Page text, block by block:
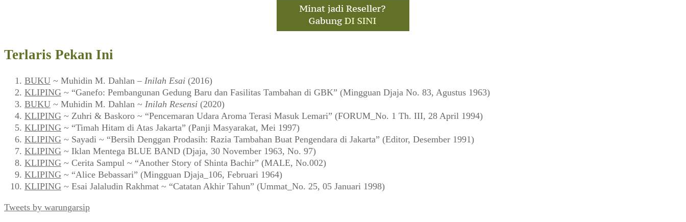
Terlaris Pekan Ini
BUKU ~ Muhidin M. Dahlan – Inilah Esai (2016)
KLIPING ~ “Ganefo: Pembangunan Gedung Baru dan Fasilitas Tambahan di GBK” (Mingguan Djaja No. 83, Agustus 1963)
BUKU ~ Muhidin M. Dahlan ~ Inilah Resensi (2020)
KLIPING ~ Zuhri & Baskoro ~ “Pencemaran Udara Aroma Terasi Masuk Lemari” (FORUM_No. 1 Th. III, 28 April 1994)
KLIPING ~ “Timah Hitam di Atas Jakarta” (Panji Masyarakat, Mei 1997)
KLIPING ~ Sayadi ~ “Bersih Denggan Prodasih: Razia Tambahan Buat Pengendara di Jakarta” (Editor, Desember 1991)
KLIPING ~ Iklan Mentega BLUE BAND (Djaja, 30 November 1963, No. 97)
KLIPING ~ Cerita Sampul ~ “Another Story of Shinta Bachir” (MALE, No.002)
KLIPING ~ “Alice Bebassari” (Mingguan Djaja_106, Februari 1964)
KLIPING ~ Esai Jalaludin Rakhmat ~ “Catatan Akhir Tahun” (Ummat_No. 25, 05 Januari 1998)
Tweets by warungarsip